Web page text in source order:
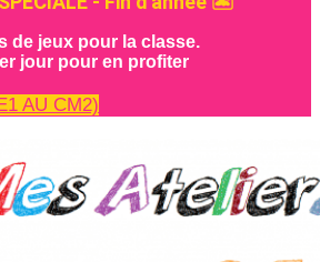
de jeux pour la classe.
jour pour en profiter
AU CM2)